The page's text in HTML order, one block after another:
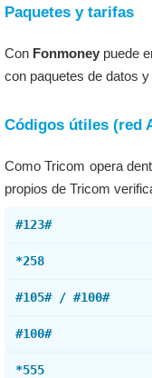
Paquetes y tarifas
Con Fonmoneypuede
con paquetes de datos
Códigos útiles (red
Como Tricom opera
propios de Tricom
#123#
*258
#105# / #100#
#100#
*555